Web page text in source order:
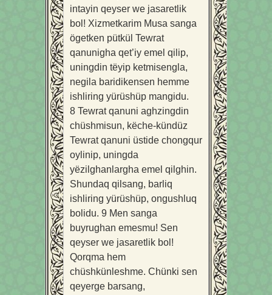
intayin qeyser we jasaretlik
bol! Xizmetkarim Musa sanga
ögetken pütkül Tewrat
qanunigha qet’iy emel qilip,
uningdin tëyip ketmisengla,
negila baridikensen hemme
ishliring yürüshüp mangidu.
8 Tewrat qanuni aghzingdin
chüshmisun, këche-kündüz
Tewrat qanuni üstide chongqur
oylinip, uningda
yëzilghanlargha emel qilghin.
Shundaq qilsang, barliq
ishliring yürüshüp, ongushluq
bolidu. 9 Men sanga
buyrughan emesmu! Sen
qeyser we jasaretlik bol!
Qorqma hem
chüshkünleshme. Chünki sen
qeyerge barsang,